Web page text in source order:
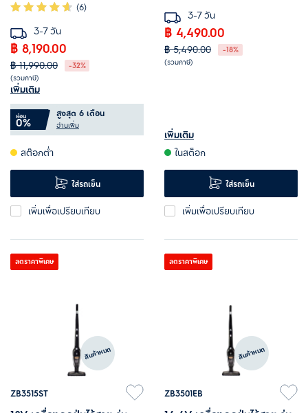
(6)
3-7 วัน
฿ 8,190.00
฿ 11,990.00
-32%
(รวมภาษี)
ขจัดฝุ่นผงสูงสุดถึง 100%*
เทฝุ่นผงง่ายและไม่ฟุ้งกระจาย
ใช้งานตัวเครื่องส่วนมือถือได้ต่อ
เนื่องนาน 50 นาที*
เพิ่มเติม
ผ่อน
0%
สูงสุด 6 เดือน
อ่านเพิ่ม
สต๊อกต่ำ
ใส่รถเข็น
เพิ่มเพื่อเปรียบเทียบ
3-7 วัน
฿ 4,490.00
฿ 5,490.00
-18%
(รวมภาษี)
พื้นผิว ไฟ LED และเทคโนโลยี
ป้องกันเส้นใยพันกัน
น้ำหนักเครื่องเบา ดูดทำความ
สะอาดง่ายตั้งแต่พื้นไปจนถึงเพดาน
เพิ่มเติม
ในสต็อก
ใส่รถเข็น
เพิ่มเพื่อเปรียบเทียบ
ลดราคาพิเศษ
สินค้าหมด
ZB3515ST
ลดราคาพิเศษ
สินค้าหมด
ZB3501EB